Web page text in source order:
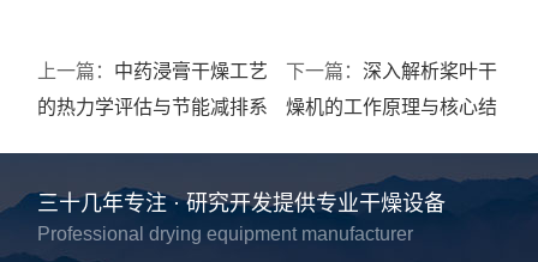
上一篇： 中药浸膏干燥工艺
的热力学评估与节能减排系
下一篇：深入解析桨叶干
燥机的工作原理与核心结
三十几年专注 · 研究开发提供专业干燥设备
Professional drying equipment manufacturer